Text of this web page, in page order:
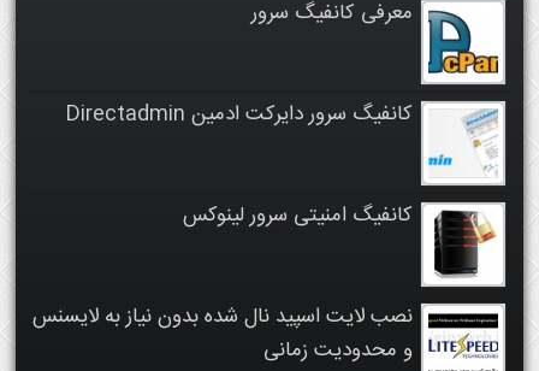
معرفی کانفیگ سرور
کانفیگ سرور دایرکت ادمین Directadmin
کانفیگ امنیتی سرور لینوکس
نصب لایت اسپید نال شده بدون نیاز به لایسنس
و محدودیت زمانی